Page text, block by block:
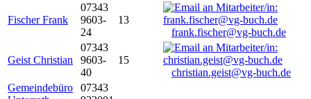
Fischer Frank
07343
9603-
24
13
frank.fischer@vg-buch.de
Geist Christian
07343
9603-
40
15
christian.geist@vg-buch.de
Gemeindebüro
07343